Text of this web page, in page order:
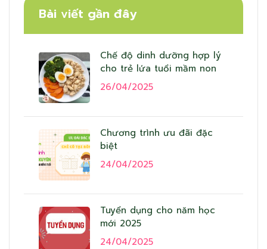
Bài viết gần đây
Chế độ dinh dưỡng hợp lý
cho trẻ lứa tuổi mầm non
26/04/2025
Chương trình ưu đãi đặc
biệt
24/04/2025
Tuyển dụng cho năm học
mới 2025
24/04/2025